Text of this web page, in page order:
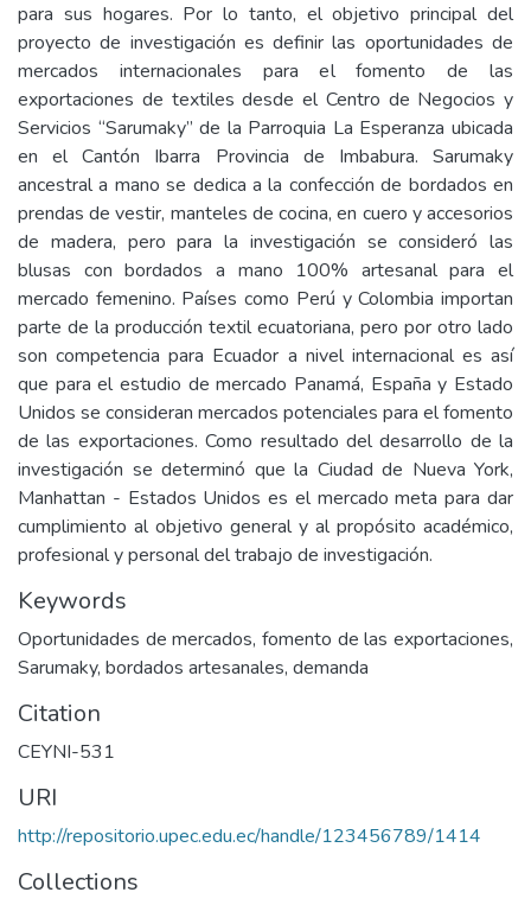
para sus hogares. Por lo tanto, el objetivo principal del
proyecto de investigación es definir las oportunidades de
mercados internacionales para el fomento de las
exportaciones de textiles desde el Centro de Negocios y
Servicios “Sarumaky” de la Parroquia La Esperanza ubicada
en el Cantón Ibarra Provincia de Imbabura. Sarumaky
ancestral a mano se dedica a la confección de bordados en
prendas de vestir, manteles de cocina, en cuero y accesorios
de madera, pero para la investigación se consideró las
blusas con bordados a mano 100% artesanal para el
mercado femenino. Países como Perú y Colombia importan
parte de la producción textil ecuatoriana, pero por otro lado
son competencia para Ecuador a nivel internacional es así
que para el estudio de mercado Panamá, España y Estado
Unidos se consideran mercados potenciales para el fomento
de las exportaciones. Como resultado del desarrollo de la
investigación se determinó que la Ciudad de Nueva York,
Manhattan - Estados Unidos es el mercado meta para dar
cumplimiento al objetivo general y al propósito académico,
profesional y personal del trabajo de investigación.
Keywords
Oportunidades de mercados, fomento de las exportaciones,
Sarumaky, bordados artesanales, demanda
Citation
CEYNI-531
URI
http://repositorio.upec.edu.ec/handle/123456789/1414
Collections